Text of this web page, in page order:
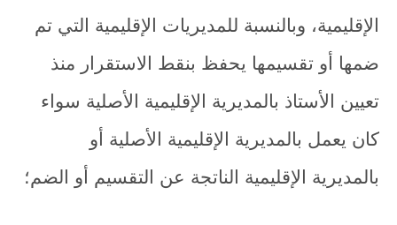
الإقليمية، وبالنسبة للمديريات الإقليمية التي تم
ضمها أو تقسيمها يحفظ بنقط الاستقرار منذ
تعيين الأستاذ بالمديرية الإقليمية الأصلية سواء
كان يعمل بالمديرية الإقليمية الأصلية أو
بالمديرية الإقليمية الناتجة عن التقسيم أو الضم؛